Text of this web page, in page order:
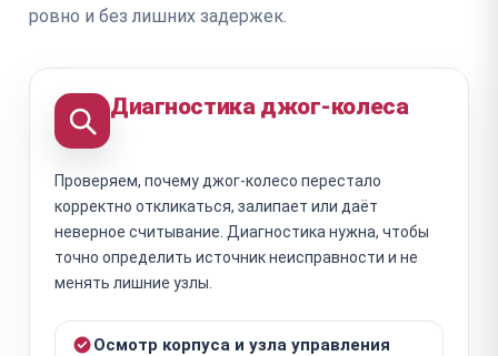
ровно и без лишних задержек.
Диагностика джог-колеса
Проверяем, почему джог-колесо перестало
корректно откликаться, залипает или даёт
неверное считывание. Диагностика нужна, чтобы
точно определить источник неисправности и не
менять лишние узлы.
Осмотр корпуса и узла управления